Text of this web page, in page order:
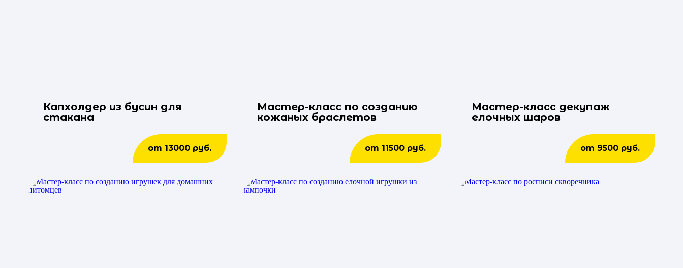
Капхолдер из бусин для
стакана
от 13000 руб.
Мастер-класс по созданию
кожаных браслетов
от 11500 руб.
Мастер-класс декупаж
елочных шаров
от 9500 руб.